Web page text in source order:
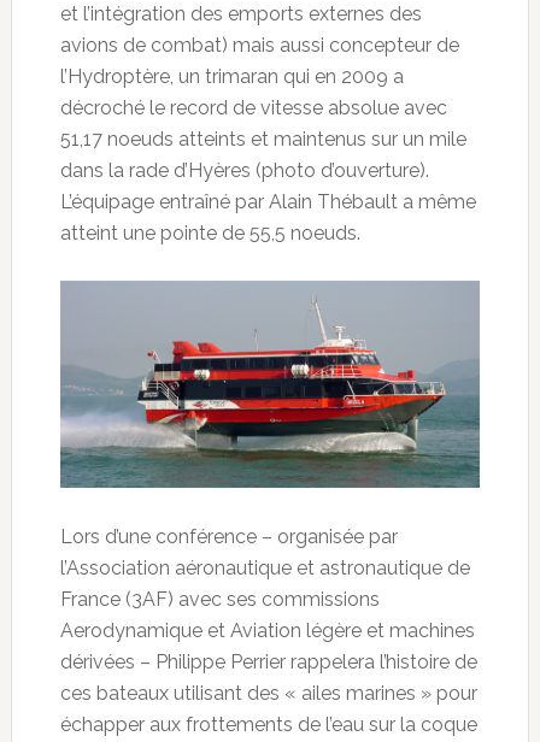
et l’intégration des emports externes des
avions de combat) mais aussi concepteur de
l’Hydroptère, un trimaran qui en 2009 a
décroché le record de vitesse absolue avec
51,17 noeuds atteints et maintenus sur un mile
dans la rade d’Hyères (photo d’ouverture).
L’équipage entraîné par Alain Thébault a même
atteint une pointe de 55,5 noeuds.
Lors d’une conférence – organisée par
l’Association aéronautique et astronautique de
France (3AF) avec ses commissions
Aerodynamique et Aviation légère et machines
dérivées – Philippe Perrier rappelera l’histoire de
ces bateaux utilisant des « ailes marines » pour
échapper aux frottements de l’eau sur la coque